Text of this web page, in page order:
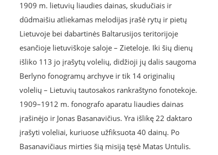
1909 m. lietuvių liaudies dainas, skudučiais ir
dūdmaišiu atliekamas melodijas įrašė rytų ir pietų
Lietuvoje bei dabartinės Baltarusijos teritorijoje
esančioje lietuviškoje saloje – Zieteloje. Iki šių dienų
išliko 113 jo įrašytų volelių, didžioji jų dalis saugoma
Berlyno fonogramų archyve ir tik 14 originalių
volelių – Lietuvių tautosakos rankraštyno fonotekoje.
1909–1912 m. fonografo aparatu liaudies dainas
įrašinėjo ir Jonas Basanavičius. Yra išlikę 22 daktaro
įrašyti voleliai, kuriuose užfiksuota 40 dainų. Po
Basanavičiaus mirties šią misiją tęsė Matas Untulis.